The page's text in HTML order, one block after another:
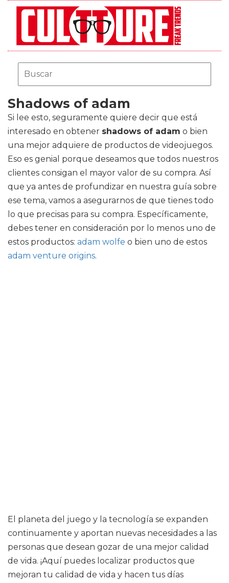
Shadows of adam
Si lee esto, seguramente quiere decir que está
interesado en obtener shadows of adam o bien
una mejor adquiere de productos de videojuegos.
Eso es genial porque deseamos que todos nuestros
clientes consigan el mayor valor de su compra. Así
que ya antes de profundizar en nuestra guía sobre
ese tema, vamos a asegurarnos de que tienes todo
lo que precisas para su compra. Específicamente,
debes tener en consideración por lo menos uno de
estos productos: adam wolfe o bien uno de estos
adam venture origins.
El planeta del juego y la tecnología se expanden
continuamente y aportan nuevas necesidades a las
personas que desean gozar de una mejor calidad
de vida. ¡Aquí puedes localizar productos que
mejoran tu calidad de vida y hacen tus días